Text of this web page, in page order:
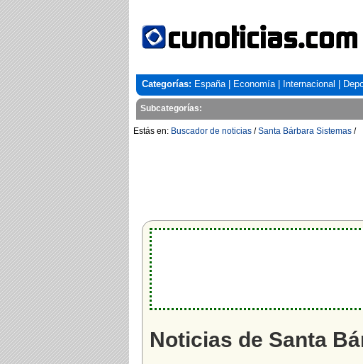
Categorías: España| Economía| Internacional
Subcategorías:
Estás en: Buscador de noticias /Santa Bárbara Sistemas /
Noticias de Santa